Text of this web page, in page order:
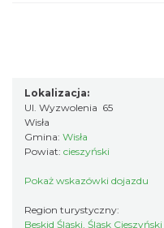
Lokalizacja:
Ul. Wyzwolenia 65
Wisła
Gmina: Wisła
Powiat: cieszyński
Pokaż wskazówki dojazdu
Region turystyczny:
Beskid Śląski, Śląsk Cieszyński